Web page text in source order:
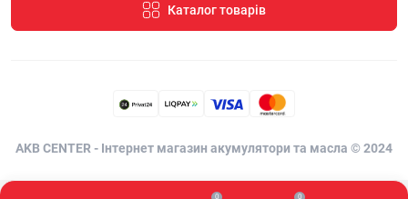
0 0
Каталог товарів
AKB CENTER - Інтернет магазин акумулятори та масла © 2024